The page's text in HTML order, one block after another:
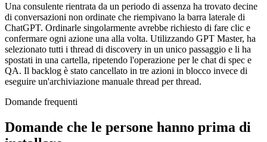
Una consulente rientrata da un periodo di assenza ha trovato decine
di conversazioni non ordinate che riempivano la barra laterale di
ChatGPT. Ordinarle singolarmente avrebbe richiesto di fare clic e
confermare ogni azione una alla volta. Utilizzando GPT Master, ha
selezionato tutti i thread di discovery in un unico passaggio e li ha
spostati in una cartella, ripetendo l'operazione per le chat di spec e
QA. Il backlog è stato cancellato in tre azioni in blocco invece di
eseguire un'archiviazione manuale thread per thread.
Domande frequenti
Domande che le persone hanno prima di